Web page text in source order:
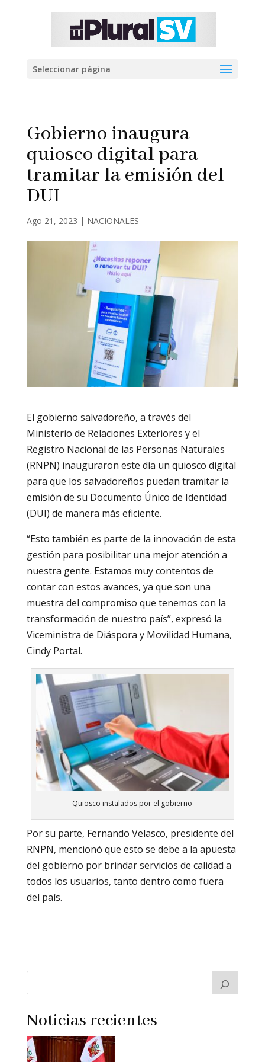
Seleccionar página
Gobierno inaugura
quiosco digital para
tramitar la emisión del
DUI
Ago 21, 2023 | NACIONALES
El gobierno salvadoreño, a través del
Ministerio de Relaciones Exteriores y el
Registro Nacional de las Personas Naturales
(RNPN) inauguraron este día un quiosco digital
para que los salvadoreños puedan tramitar la
emisión de su Documento Único de Identidad
(DUI) de manera más eficiente.
“Esto también es parte de la innovación de esta
gestión para posibilitar una mejor atención a
nuestra gente. Estamos muy contentos de
contar con estos avances, ya que son una
muestra del compromiso que tenemos con la
transformación de nuestro país”, expresó la
Viceministra de Diáspora y Movilidad Humana,
Cindy Portal.
Quiosco instalados por el gobierno
Por su parte, Fernando Velasco, presidente del
RNPN, mencionó que esto se debe a la apuesta
del gobierno por brindar servicios de calidad a
todos los usuarios, tanto dentro como fuera
del país.
Noticias recientes